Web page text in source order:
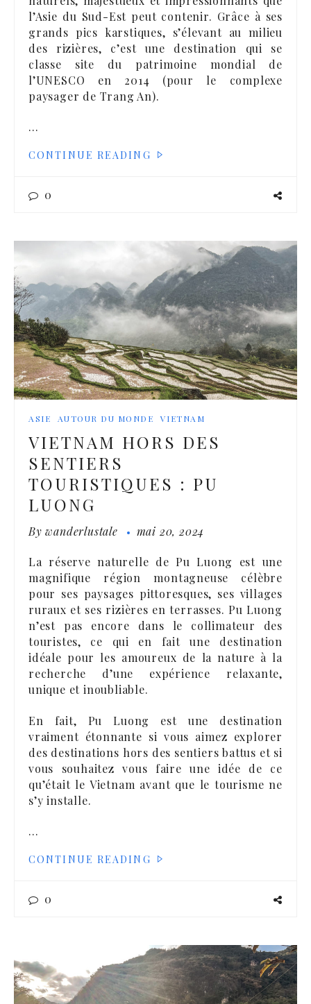
l’Asie du Sud-Est peut contenir. Grâce à ses
grands pics karstiques, s’élevant au milieu
des rizières, c’est une destination qui se
classe site du patrimoine mondial de
l’UNESCO en 2014 (pour le complexe
paysager de Trang An).
…
CONTINUE READING
0
ASIE AUTOUR DU MONDE VIETNAM
VIETNAM HORS DES
SENTIERS
TOURISTIQUES : PU
LUONG
Bywanderlustale mai 20, 2024
La réserve naturelle de Pu Luong est une
magnifique région montagneuse célèbre
pour ses paysages pittoresques, ses villages
ruraux et ses rizières en terrasses. Pu Luong
n’est pas encore dans le collimateur des
touristes, ce qui en fait une destination
idéale pour les amoureux de la nature à la
recherche d’une expérience relaxante,
unique et inoubliable.
En fait, Pu Luong est une destination
vraiment étonnante si vous aimez explorer
des destinations hors des sentiers battus et si
vous souhaitez vous faire une idée de ce
qu’était le Vietnam avant que le tourisme ne
s’y installe.
…
CONTINUE READING
0